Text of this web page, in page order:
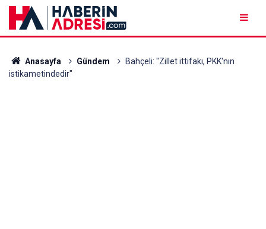
Anasayfa Gündem
Bahçeli: "Zillet ittifakı, PKK'nın
istikametindedir"